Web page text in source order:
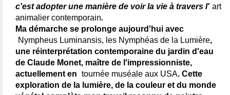
c'est adopter une manière de voir la vie à travers l' art
animalier contemporain.
Ma démarche se prolonge aujourd'hui avec
Nympheus Luminansis, les Nymphéas de la Lumière,
une réinterprétation contemporaine du jardin d'eau
de Claude Monet, maître de l'impressionniste,
actuellement en tournée muséale aux USA. Cette
exploration de la lumière, de la couleur et du monde